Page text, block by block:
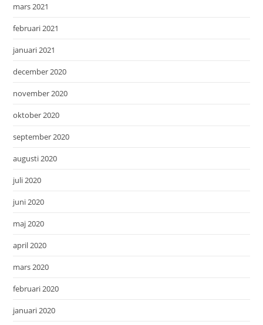
mars 2021
februari 2021
januari 2021
december 2020
november 2020
oktober 2020
september 2020
augusti 2020
juli 2020
juni 2020
maj 2020
april 2020
mars 2020
februari 2020
januari 2020